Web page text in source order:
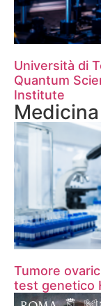
Università di
Quantum
Institute
Medicina
Tumore
test genetico